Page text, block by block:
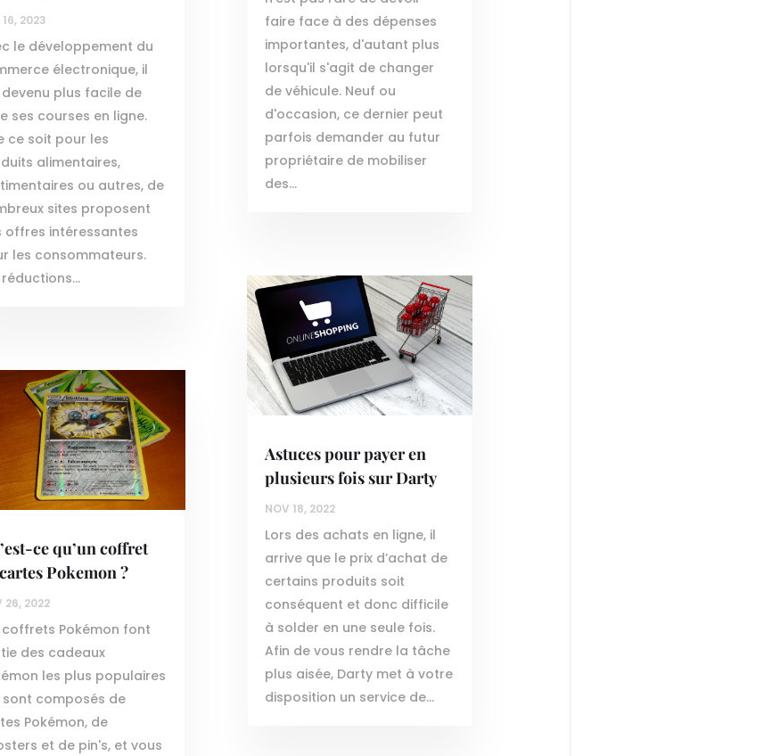
16, 2023
le développement du
électronique, il
plus facile de
ses courses en ligne.
ce soit pour les
alimentaires,
ou autres, de
sites proposent
offres intéressantes
les consommateurs.
réductions...
ce qu’un coffret
Pokemon ?
26, 2022
coffrets Pokémon font
des cadeaux
les plus populaires
sont composés de
Pokémon, de
et de pin's, et vous
faire face à des dépenses
importantes, d'autant plus
lorsqu'il s'agit de changer
de véhicule. Neuf ou
d'occasion, ce dernier peut
parfois demander au futur
propriétaire de mobiliser
des...
Astuces pour payer en
plusieurs fois sur Darty
NOV 18, 2022
Lors des achats en ligne, il
arrive que le prix d’achat de
certains produits soit
conséquent et donc difficile
à solder en une seule fois.
Afin de vous rendre la tâche
plus aisée, Darty met à votre
disposition un service de...